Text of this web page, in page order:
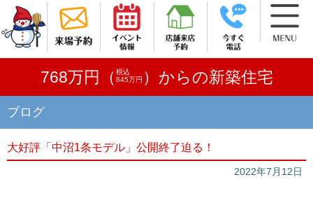
768万円（ 税込
845万円 ）からの新築住宅
ブログ
大好評「中沼1条モデル」公開終了迫る！
2022年7月12日